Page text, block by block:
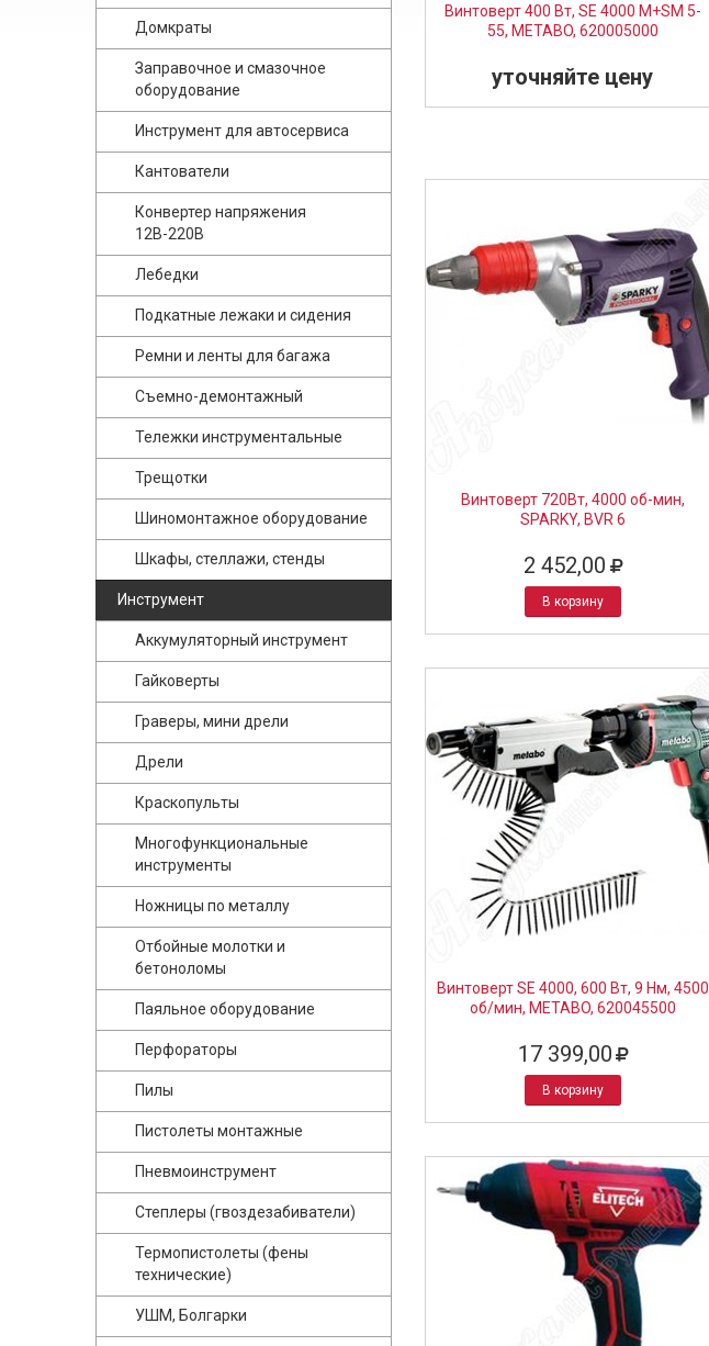
Домкраты
Заправочное и смазочное
оборудование
Инструмент для автосервиса
Кантователи
Конвертер напряжения
12В-220В
Лебедки
Подкатные лежаки и сидения
Ремни и ленты для багажа
Съемно-демонтажный
Тележки инструментальные
Трещотки
Шиномонтажное оборудование
Шкафы, стеллажи, стенды
Инструмент
Аккумуляторный инструмент
Гайковерты
Граверы, мини дрели
Дрели
Краскопульты
Многофункциональные
инструменты
Ножницы по металлу
Отбойные молотки и
бетоноломы
Паяльное оборудование
Перфораторы
Пилы
Пистолеты монтажные
Пневмоинструмент
Степлеры (гвоздезабиватели)
Термопистолеты (фены
технические)
УШМ, Болгарки
Винтоверт 400 Вт, SE 4000 M+SM 5-
55, METABO, 620005000
уточняйте цену
Винтоверт 720Вт, 4000 об-мин,
SPARKY, BVR 6
2 452,00
В корзину
Винтоверт SE 4000, 600 Вт, 9 Нм, 4500
об/мин, METABO, 620045500
17 399,00
В корзину